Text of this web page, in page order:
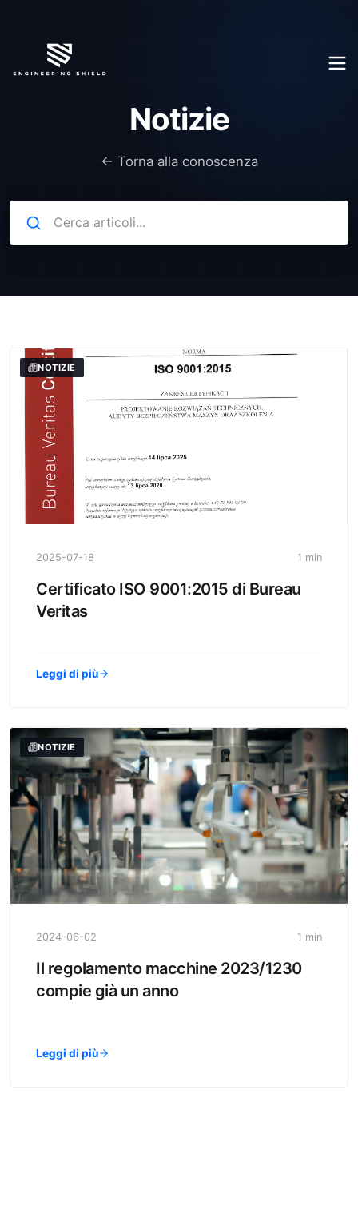
Notizie
← Torna alla conoscenza
NOTIZIE
2025-07-18 1 min
Certificato ISO 9001:2015 di Bureau
Veritas
Leggi di più
NOTIZIE
2024-06-02 1 min
Il regolamento macchine 2023/1230
compie già un anno
Leggi di più